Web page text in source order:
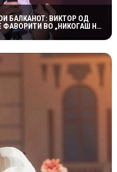
БАЛКАНОТ: ВИКТОР ОД
ФАВОРИТИ ВО „НИКОГАШ НЕ